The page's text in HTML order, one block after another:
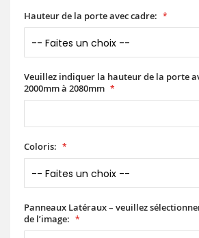
Hauteur de la porte avec cadre:
Veuillez indiquer la hauteur de la porte
2000mm à 2080mm
Coloris:
Panneaux Latéraux – veuillez
de l’image: